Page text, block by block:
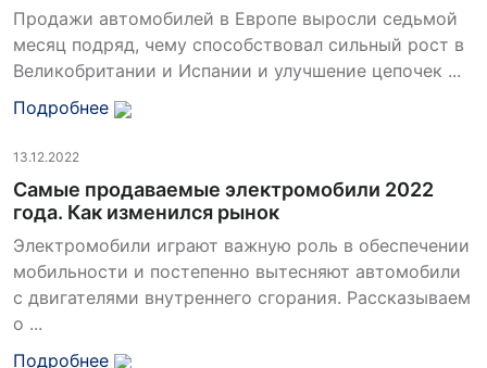
Продажи автомобилей в Европе выросли седьмой
месяц подряд, чему способствовал сильный рост в
Великобритании и Испании и улучшение цепочек ...
Подробнее
13.12.2022
Самые продаваемые электромобили 2022
года. Как изменился рынок
Электромобили играют важную роль в обеспечении
мобильности и постепенно вытесняют автомобили
с двигателями внутреннего сгорания. Рассказываем
о ...
Подробнее